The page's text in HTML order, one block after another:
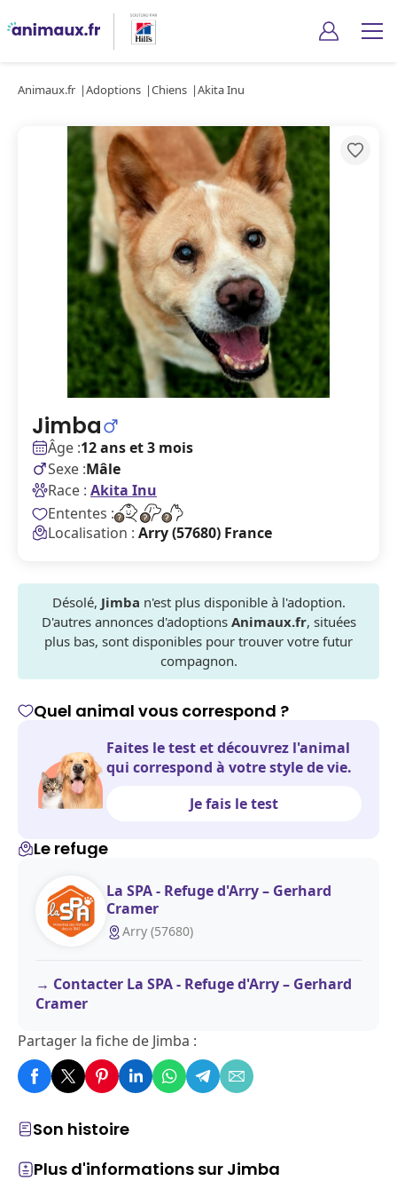
Animaux.fr Adoptions Chiens Akita Inu
Jimba
Âge :12 ans et 3 mois
Sexe :Mâle
Race : Akita Inu
Ententes :
Localisation : Arry (57680) France
Désolé, Jimba n'est plus disponible à l'adoption.
D'autres annonces d'adoptions Animaux.fr, situées
plus bas, sont disponibles pour trouver votre futur
compagnon.
Son histoire
Plus d'informations sur Jimba
Quel animal vous correspond ?
Faites le test et découvrez l'animal
qui correspond à votre style de vie.
Je fais le test
Le refuge
La SPA - Refuge d'Arry – Gerhard
Cramer
Arry (57680)
Contacter La SPA - Refuge d'Arry – Gerhard
Cramer
Partager la fiche de Jimba :